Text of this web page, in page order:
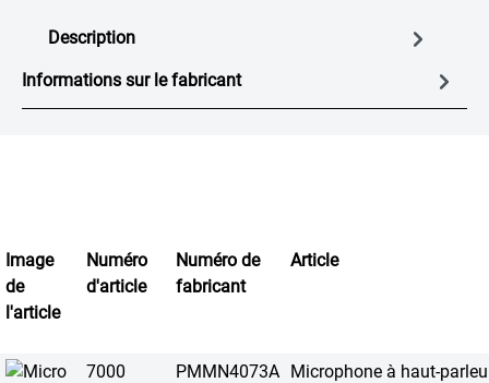
Description
Informations sur le fabricant
Image
de
l'article
Numéro
d'article
Numéro de
fabricant
Article
7000
PMMN4073A Microphone à haut-